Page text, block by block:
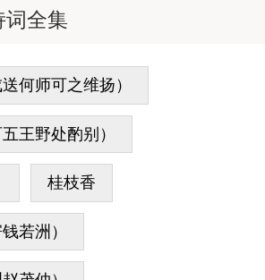
词全集
何师可之维扬）
王野处酌别）
桂枝香
若洲）